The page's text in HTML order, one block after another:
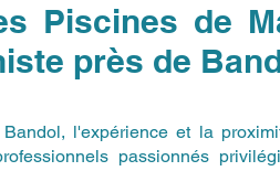
Piscines de
près de
l'expérience et la
passionnés